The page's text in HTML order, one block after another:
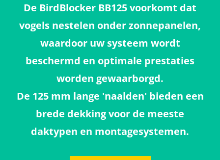
De BirdBlocker BB125 voorkomt dat
vogels nestelen onder zonnepanelen,
waardoor uw systeem wordt
beschermd en optimale prestaties
worden gewaarborgd.
De 125 mm lange 'naalden' bieden een
brede dekking voor de meeste
daktypen en montagesystemen.